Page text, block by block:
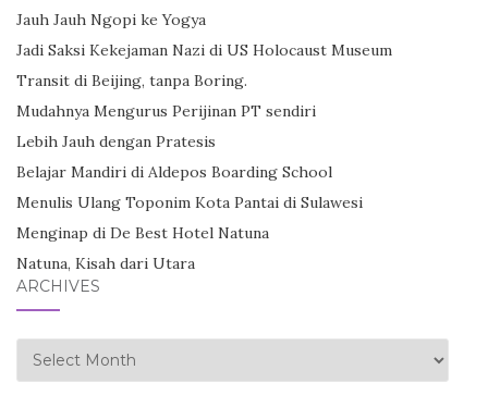
Jauh Jauh Ngopi ke Yogya
Jadi Saksi Kekejaman Nazi di US Holocaust Museum
Transit di Beijing, tanpa Boring.
Mudahnya Mengurus Perijinan PT sendiri
Lebih Jauh dengan Pratesis
Belajar Mandiri di Aldepos Boarding School
Menulis Ulang Toponim Kota Pantai di Sulawesi
Menginap di De Best Hotel Natuna
Natuna, Kisah dari Utara
ARCHIVES
Archives